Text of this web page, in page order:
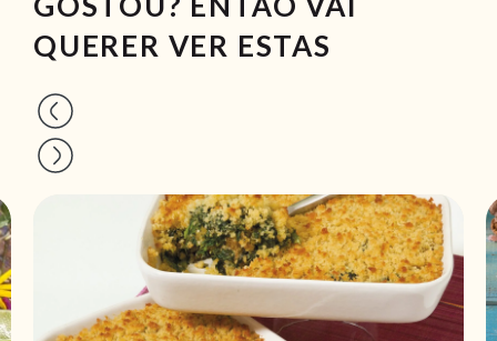
QUERER VER ESTAS